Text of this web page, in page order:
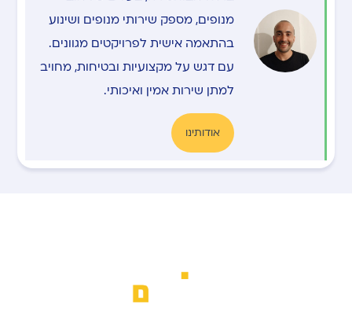
מנופים, מספק שירותי מנופים ושינוע
בהתאמה אישית לפרויקטים מגוונים.
עם דגש על מקצועיות ובטיחות, מחויב
למתן שירות אמין ואיכותי.
אודותינו